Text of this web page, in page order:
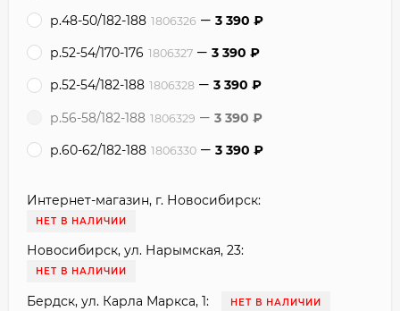
р.48-50/182-188 1806326 3 390 ₽
р.52-54/170-176 1806327 3 390 ₽
р.52-54/182-188 1806328 3 390 ₽
р.56-58/182-188 1806329 3 390 ₽
р.60-62/182-188 1806330 3 390 ₽
Интернет-магазин, г. Новосибирск:
НЕТ В НАЛИЧИИ
Новосибирск, ул. Нарымская, 23:
НЕТ В НАЛИЧИИ
Бердск, ул. Карла Маркса, 1: НЕТ В НАЛИЧИИ